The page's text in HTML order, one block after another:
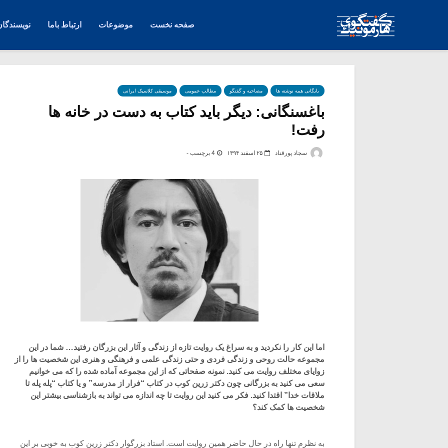
صفحه نخست موضوعات ارتباط باما
بایگانی همه نوشته ها مصاحبه و گفتگو مطالب عمومی موسیقی کلاسیک ایرانی
باغسنگانی: دیگر باید کتاب به دست در خانه ها
رفت!
سجاد پورقناد ۲۵ اسفند ۱۳۹۴ 4 برچسب -
اما این کار را نکردید و به سراغ یک روایت تازه از زندگی و آثار این بزرگان رفتید… شما در این
مجموعه حالت روحی و زندگی فردی و حتی زندگی علمی و فرهنگی و هنری این شخصیت ها را از
زوایای مختلف روایت می کنید. نمونه صفحاتی که از این مجموعه آماده شده را که می خوانیم
سعی می کنید به بزرگانی چون دکتر زرین کوب در کتاب “فرار از مدرسه” و یا کتاب “پله پله تا
ملاقات خدا” اقتدا کنید. فکر می کنید این روایت تا چه اندازه می تواند به بازشناسی بیشتر این
شخصیت ها کمک کند؟
به نظرم تنها راه در حال حاضر همین روایت است. استاد بزرگوار دکتر زرین کوب به خوبی بر این